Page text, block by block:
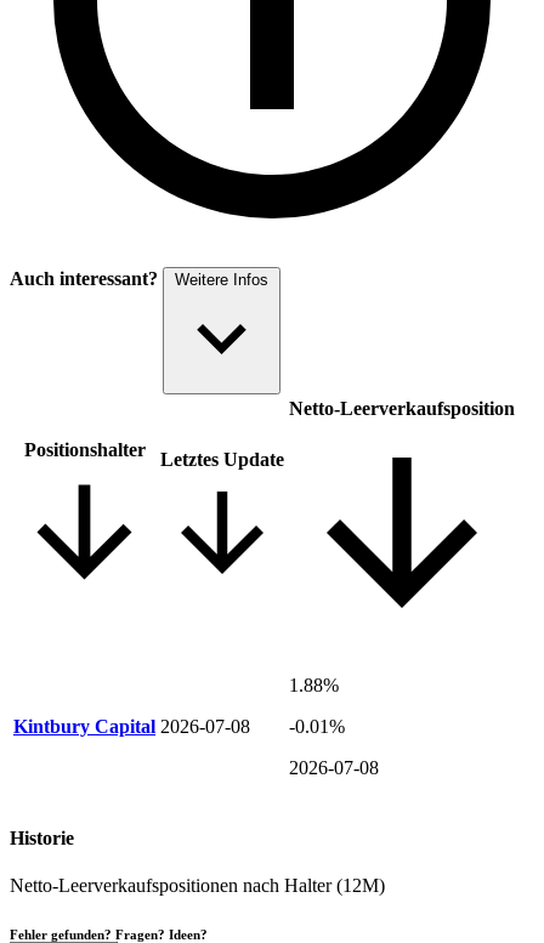
Auch interessant?
Positions­halter Letztes Update
Netto-Leer­ver­kaufsposition
Kintbury Capital 2026-07-08
1.88%
-0.01%
2026-07-08
Historie
Netto-Leerverkaufspositionen nach Halter (12M)
Fehler gefunden? Fragen? Ideen?